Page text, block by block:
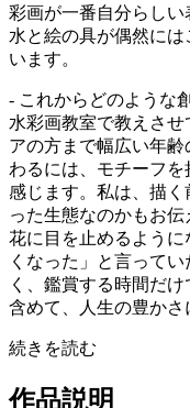
彩画が一番自分らしい
水と絵の具が偶然に
います。
- これからどのような
水彩画教室で教えさ
アの方まで幅広い年
わるには、モチーフ
感じます。私は、描
った生態なのかもお
花に目を止めるよう
くなった」と言って
く、鑑賞する時間だ
含めて、人生の豊かさ
続きを読む
作品説明